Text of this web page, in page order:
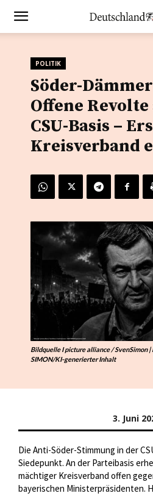
POLITIK
Söder-
Offene
CSU-Basis –
Kreisverband
Bildquelle I picture alliance / SvenSimon |
SIMON/KI-generierter Inhalt
3. Juni
Die Anti-Söder-Stimmung in der
Siedepunkt. An der Parteibasis
mächtiger Kreisverband offen
bayerischen Ministerpräsidenten.